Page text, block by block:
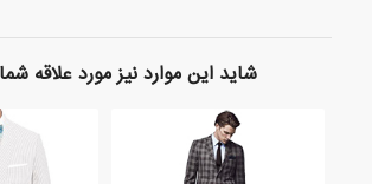
شاید این موارد نیز مورد علاقه